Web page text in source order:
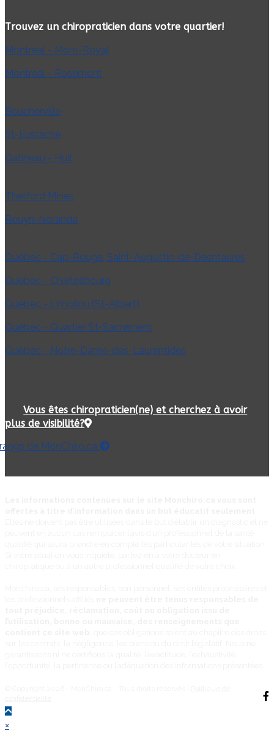
Trouvez un chiropraticien dans votre quartier!
Montréal - Mont-Royal
Montréal - Rosemont
Boucherville
St-Eustache
Gatineau - Hull
Thetford Mines
Rouyn-Noranda
Québec - Cap-Rouge, Saint-Augustin-de-Desmaures
Québec - Charlesbourg
Québec - Limoilou (St-Albert)
Québec - Quartier St-Sacrement
Québec - Notre-Dame-des-Laurentides
Vous êtes chiropraticien(ne) et cherchez à avoir
plus de visibilité?
de MonChiro.ca
Back
×